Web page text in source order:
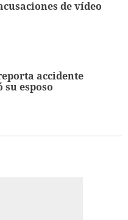
de vídeo
accidente
esposo